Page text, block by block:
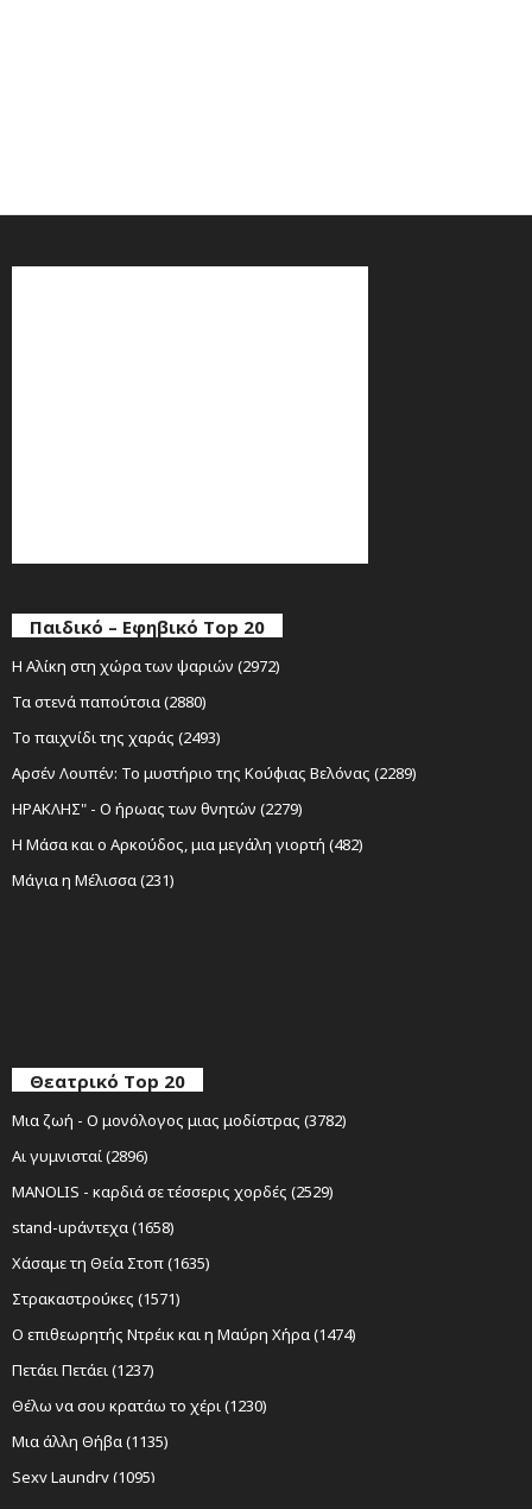
Παιδικό – Εφηβικό Top 20
Η Αλίκη στη χώρα των ψαριών (2972)
Τα στενά παπούτσια (2880)
Το παιχνίδι της χαράς (2493)
Αρσέν Λουπέν: Το μυστήριο της Κούφιας Βελόνας (2289)
ΗΡΑΚΛΗΣ" - Ο ήρωας των θνητών (2279)
Η Μάσα και ο Αρκούδος, μια μεγάλη γιορτή (482)
Μάγια η Μέλισσα (231)
Θεατρικό Top 20
Μια ζωή - Ο μονόλογος μιας μοδίστρας (3782)
Αι γυμνισταί (2896)
MANOLIS - καρδιά σε τέσσερις χορδές (2529)
stand-upάντεχα (1658)
Χάσαμε τη Θεία Στοπ (1635)
Στρακαστρούκες (1571)
Ο επιθεωρητής Ντρέικ και η Μαύρη Χήρα (1474)
Πετάει Πετάει (1237)
Θέλω να σου κρατάω το χέρι (1230)
Μια άλλη Θήβα (1135)
Sexy Laundry (1095)